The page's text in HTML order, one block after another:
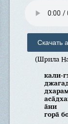
Скачать
(Шрила
а̄ни
гора̄